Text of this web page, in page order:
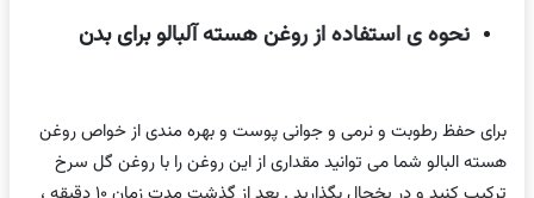
نحوه ی استفاده از روغن هسته آلبالو برای بدن
برای حفظ رطوبت و نرمی و جوانی پوست و بهره مندی از خواص روغن
هسته البالو شما می توانید مقداری از این روغن را با روغن گل سرخ